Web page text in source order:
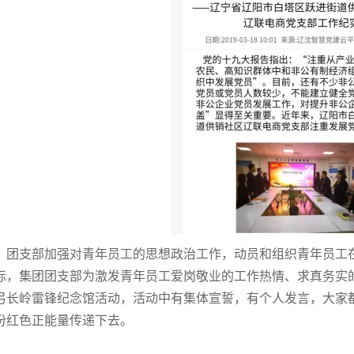
团支部加强对青年员工的思想政治工作，动员和组织青年员
，集团团支部为激发青年员工爱岗敬业的工作热情、求真务实
长岭雷锋纪念馆活动，活动中有集体宣誓，有个人发言，大
红色正能量传递下去。